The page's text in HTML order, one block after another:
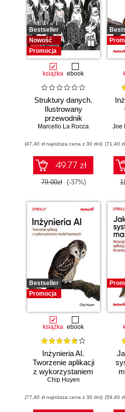
Bestseller
Nowość
Promocja
książka ebook
Struktury danych.
Ilustrowany
przewodnik
Marcello La Rocca
(47,40 zł najniższa cena z 30 dni)
49.77 zł
79.00zł (-37%)
Joe
(71,40
Bestseller
Promocja
książka ebook
Inżynieria AI.
Tworzenie aplikacji
z wykorzystaniem
modeli bazowych
Chip Huyen
(77,40 zł najniższa cena z 30 dni) (59,40